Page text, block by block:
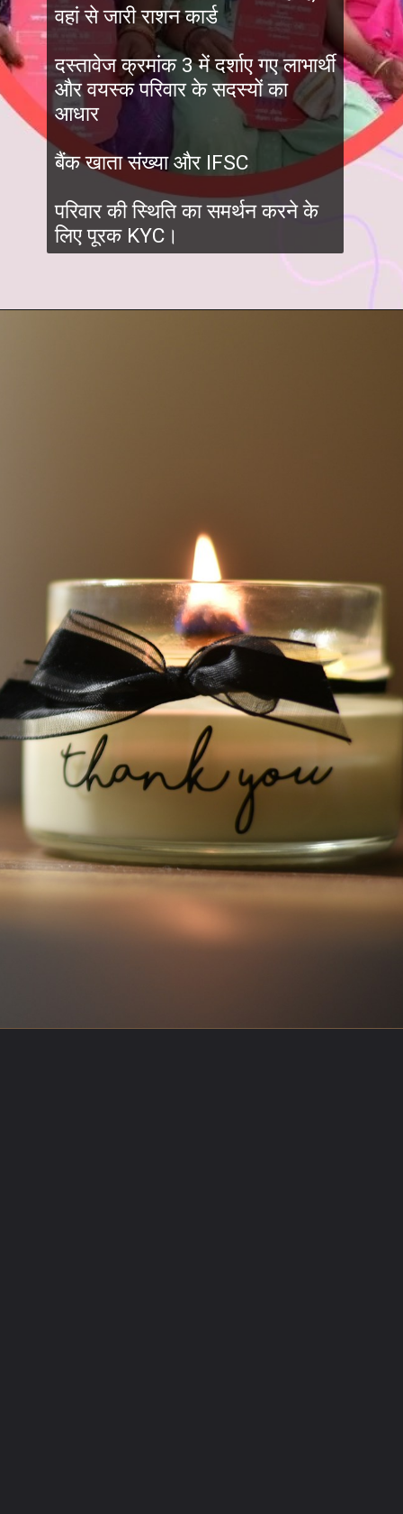
वहां से जारी राशन कार्ड
दस्तावेज क्रमांक 3 में दर्शाए गए लाभार्थी
और वयस्क परिवार के सदस्यों का
आधार
बैंक खाता संख्या और IFSC
परिवार की स्थिति का समर्थन करने के
लिए पूरक KYC।